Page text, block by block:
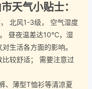
天气小贴士：
北风1-3级， 空气湿度
昼夜温差达10℃，湿
生活各方面的影响。
较舒适； 需要注意过
、薄型T恤衫等清凉夏